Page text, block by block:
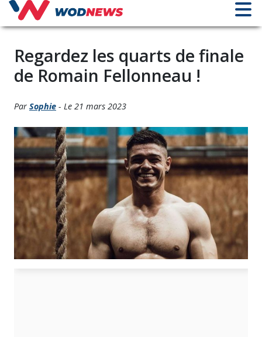
Regardez les quarts de finale
de Romain Fellonneau !
Par Sophie - Le 21 mars 2023